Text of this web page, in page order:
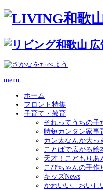
menu
ホーム
フロント特集
子育て・教育
それってうちの子
時短カンタン家事
カン太なんか大っ
ことばで広がる絵
天才！こどもりあ
こぴちゃんの手作
キッズNews
かわいい、おいし